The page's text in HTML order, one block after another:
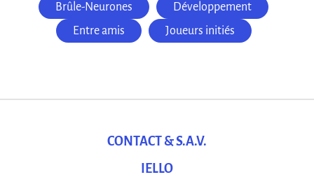
Brûle-Neurones
Développement
Entre amis
Joueurs initiés
CONTACT & S.A.V.
IELLO